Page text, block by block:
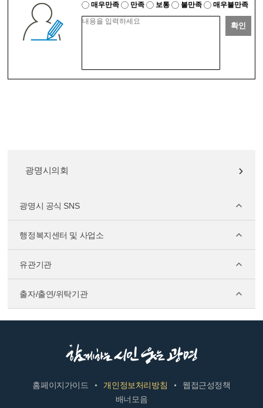
매우만족 만족 보통 불만족 매우불만족
확인
광명시의회
광명시 공식 SNS
행정복지센터 및 사업소
유관기관
출자/출연/위탁기관
홈페이지가이드 개인정보처리방침
웹접근성정책
배너모음